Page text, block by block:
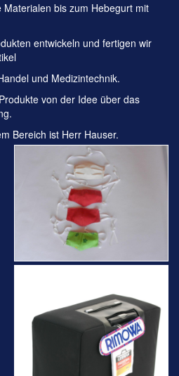
bis zum Hebegurt mit
entwickeln und fertigen wir
und Medizintechnik.
von der Idee über das
Bereich ist Herr Hauser.